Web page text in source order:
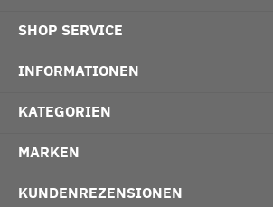
SHOP SERVICE
INFORMATIONEN
KATEGORIEN
MARKEN
KUNDENREZENSIONEN